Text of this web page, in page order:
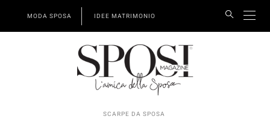
MODA SPOSA IDEE MATRIMONIO
SCARPE DA SPOSA